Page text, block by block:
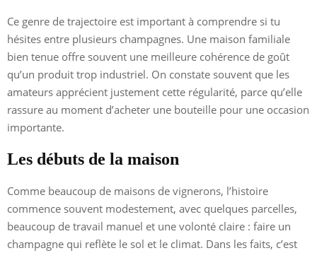
Ce genre de trajectoire est important à comprendre si tu
hésites entre plusieurs champagnes. Une maison familiale
bien tenue offre souvent une meilleure cohérence de goût
qu’un produit trop industriel. On constate souvent que les
amateurs apprécient justement cette régularité, parce qu’elle
rassure au moment d’acheter une bouteille pour une occasion
importante.
Les débuts de la maison
Comme beaucoup de maisons de vignerons, l’histoire
commence souvent modestement, avec quelques parcelles,
beaucoup de travail manuel et une volonté claire : faire un
champagne qui reflète le sol et le climat. Dans les faits, c’est